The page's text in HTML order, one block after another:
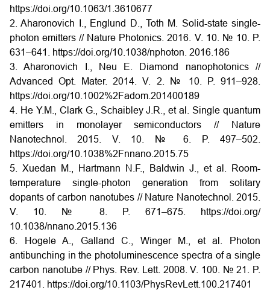
https://doi.org/10.1063/1.3610677
2. Aharonovich I., Englund D., Toth M. Solid-state single-
photon emitters // Nature Photonics. 2016. V. 10. № 10. P.
631–641.
https://doi.org/10.1038/nphoton. 2016.186
3. Aharonovich I., Neu E. Diamond nanophotonics //
Advanced Opt. Mater. 2014. V. 2. № 10. P. 911–928.
https://doi.org/10.1002%2Fadom.201400189
4. He Y.M., Clark G., Schaibley J.R., et al. Single quantum
emitters in monolayer semiconductors // Nature
Nanotechnol. 2015. V. 10. № 6. P. 497–502.
https://doi.org/10.1038%2Fnnano.2015.75
5. Xuedan M., Hartmann N.F., Baldwin J., et al. Room-
temperature single-photon generation from solitary
dopants of carbon nanotubes // Nature Nanotechnol. 2015.
V. 10. № 8. P. 671–675. https://doi.org/
10.1038/nnano.2015.136
6. Hogele A., Galland C., Winger M., et al. Photon
antibunching in the photoluminescence spectra of a single
carbon nanotube // Phys. Rev. Lett. 2008. V. 100. № 21. P.
217401.
https://doi.org/10.1103/PhysRevLett.100.217401